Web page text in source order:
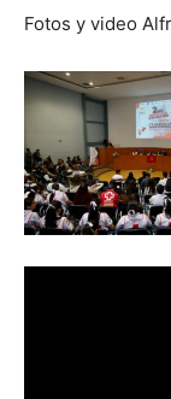
Fotos y video